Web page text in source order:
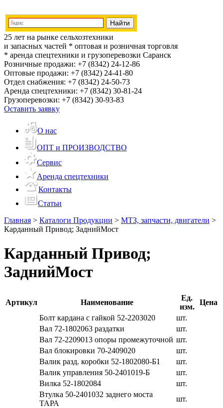
25 лет на рынке сельхозтехники
и запасных частей * оптовая и розничная торговля
* аренда спецтехники и грузоперевозки Саранск
Розничные продажи: +7 (8342) 24-12-86
Оптовые продажи: +7 (8342) 24-41-80
Отдел снабжения: +7 (8342) 24-50-73
Аренда спецтехники: +7 (8342) 30-81-24
Грузоперевозки: +7 (8342) 30-93-83
Оставить заявку
О нас
ОПТ и ПРОИЗВОДСТВО
Сервис
Аренда спецтехники
Контакты
Статьи
Главная > Каталоги Продукции > МТЗ, запчасти, двигатели >
Карданный Привод; ЗаднийМост
Карданный Привод;
ЗаднийМост
Артикул Наименование
Ед.
изм.
Цена
Болт кардана с гайкой 52-2203020
шт.
Вал 72-1802063 раздатки
шт.
Вал 72-2209013 опоры промежуточной шт.
Вал блокировки 70-2409020
шт.
Валик разд. коробки 52-1802080-Б1
шт.
Валик управления 50-2401019-Б
шт.
Вилка 52-1802084
шт.
Втулка 50-2401032 заднего моста
ТАРА
шт.